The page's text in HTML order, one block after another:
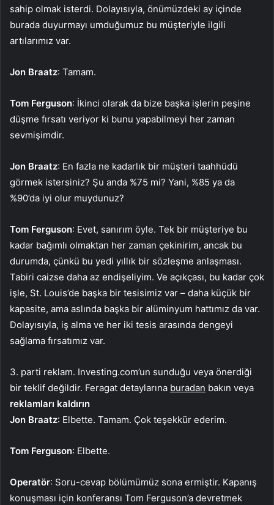
sahip olmak isterdi. Dolayısıyla, önümüzdeki ay içinde
burada duyurmayı umduğumuz bu müşteriyle ilgili
artılarımız var.
Jon Braatz: Tamam.
Tom Ferguson: İkinci olarak da bize başka işlerin peşine
düşme fırsatı veriyor ki bunu yapabilmeyi her zaman
sevmişimdir.
Jon Braatz: En fazla ne kadarlık bir müşteri taahhüdü
görmek istersiniz? Şu anda %75 mi? Yani, %85 ya da
%90’da iyi olur muydunuz?
Tom Ferguson: Evet, sanırım öyle. Tek bir müşteriye bu
kadar bağımlı olmaktan her zaman çekinirim, ancak bu
durumda, çünkü bu yedi yıllık bir sözleşme anlaşması.
Tabiri caizse daha az endişeliyim. Ve açıkçası, bu kadar çok
işle, St. Louis’de başka bir tesisimiz var – daha küçük bir
kapasite, ama aslında başka bir alüminyum hattımız da var.
Dolayısıyla, iş alma ve her iki tesis arasında dengeyi
sağlama fırsatımız var.
3. parti reklam. Investing.com’un sunduğu veya önerdiği
bir teklif değildir. Feragat detaylarına buradan bakın veya
reklamları kaldırın
Jon Braatz: Elbette. Tamam. Çok teşekkür ederim.
Tom Ferguson: Elbette.
Operatör: Soru-cevap bölümümüz sona ermiştir. Kapanış
konuşması için konferansı Tom Ferguson’a devretmek